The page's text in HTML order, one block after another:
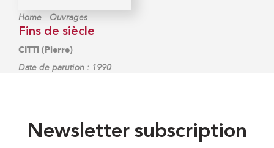
Home - Ouvrages
Fins de siècle
CITTI (Pierre)
Date de parution : 1990
Newsletter subscription